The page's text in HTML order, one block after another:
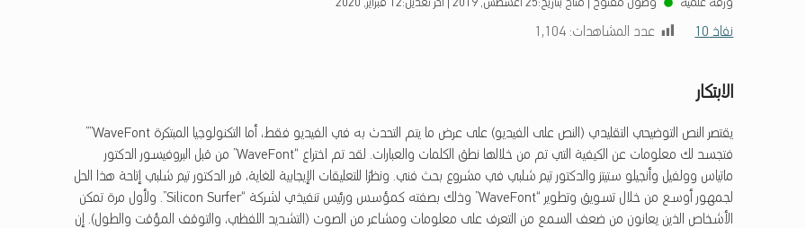
ورقة علمية وصول مفتوح متاح بتاريخ:25 أغسطس, 2019 | آخر تعديل:12 فبراير, 2020
نفاذ 10 عدد المشاهدات: 1٬104
الابتكار
يقتصر النص التوضيحي التقليدي (النص على الفيديو) على عرض ما يتم التحدث به في الفيديو فقط، أما التكنولوجيا المبتكرة WaveFont””
فتجسد لك معلومات عن الكيفية التي تم من خلالها نطق الكلمات والعبارات. لقد تم اختراع “WaveFont” من قبل البروفيسور الدكتور
ماتياس وولفيل وأنجيلو ستيتز والدكتور تيم شلبي في مشروع بحث فني. ونظرًا للتعليقات الإيجابية للغاية، قرر الدكتور تيم شلبي إتاحة هذا الحل
لجمهور أوسع من خلال تسويق وتطوير “WaveFont” وذلك بصفته كمؤسس ورئيس تنفيذي لشركة “Silicon Surfer”. ولأول مرة تمكن
الأشخاص الذين يعانون من ضعف السمع من التعرف على معلومات ومشاعر من الصوت (التشديد اللفظي، والتوقف المؤقت والطول). إن